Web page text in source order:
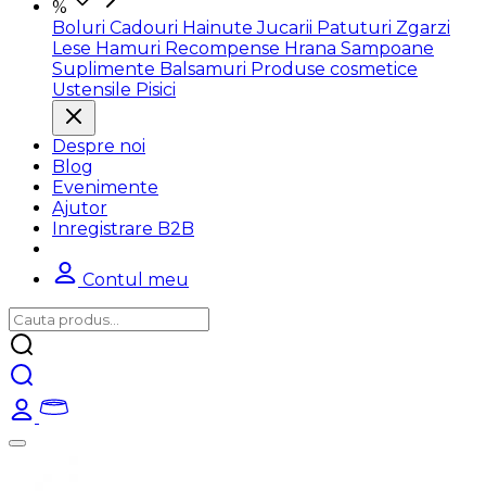
%
Boluri Cadouri HainuteJucarii Patuturi Zgarzi
Lese Hamuri Recompense Hrana Sampoane
Suplimente Balsamuri Produse cosmetice
Ustensile Pisici
Despre noi
Blog
Evenimente
Ajutor
Inregistrare B2B
Contul meu